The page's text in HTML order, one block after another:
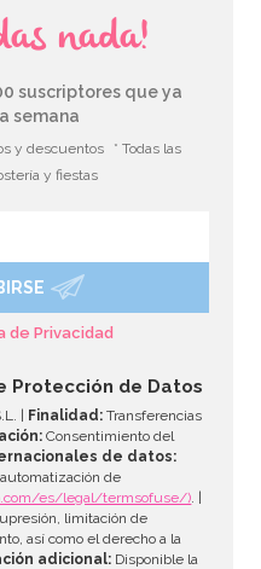
27,5 cm
nada!
suscriptores que ya
semana
y descuentos
* Todas las
y fiestas
de Privacidad
Protección de Datos
| Finalidad: Transferencias
Consentimiento del
de datos:
de
es/legal/termsofuse/). |
limitación de
así como el derecho a la
adicional: Disponible la